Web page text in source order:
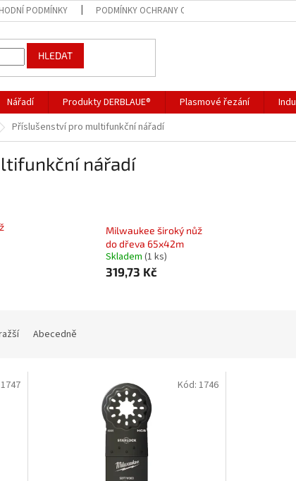
PODMÍNKY PODMÍNKY OCHRANY OSOBNÍCH ÚDAJŮ
HLEDAT
Nářadí Produkty DERBLAUE® Plasmové řezání
Příslušenství pro multifunkční nářadí
nářadí
Milwaukee široký nůž
do dřeva 65x42m
Skladem (1 ks)
319,73 Kč
Abecedně
1747 Kód: 1746